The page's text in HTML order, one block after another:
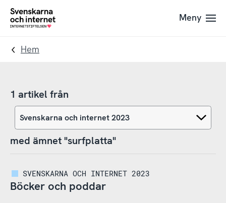
Till
navigation
Till
innehåll
To
Meny
Hem
1 artikel från
med ämnet "surfplatta"
SVENSKARNA OCH INTERNET 2023
Böcker och poddar